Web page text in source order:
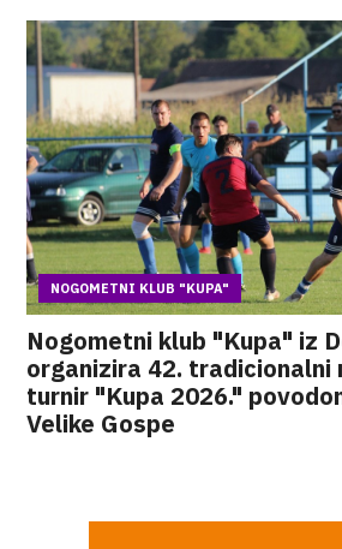
NOGOMETNI KLUB "KUPA"
Nogometni klub "Kupa" iz
organizira 42. tradicionalni
turnir "Kupa 2026."
Velike Gospe